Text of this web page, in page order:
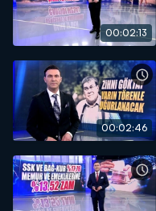
00:02:13
00:02:46